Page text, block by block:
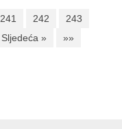
241 242
243
Sljedeća » »»